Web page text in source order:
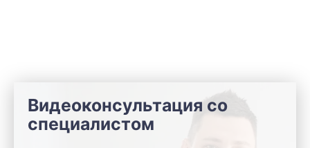
Видеоконсультация со
специалистом